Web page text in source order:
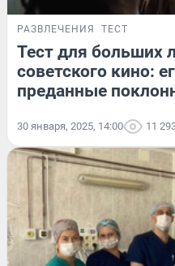
РАЗВЛЕЧЕНИЯ ТЕСТ
Тест для больших
советского кино:
преданные
30 января, 2025, 14:00 11